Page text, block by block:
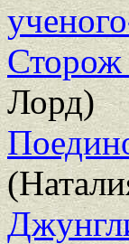
Сторож
Лорд)